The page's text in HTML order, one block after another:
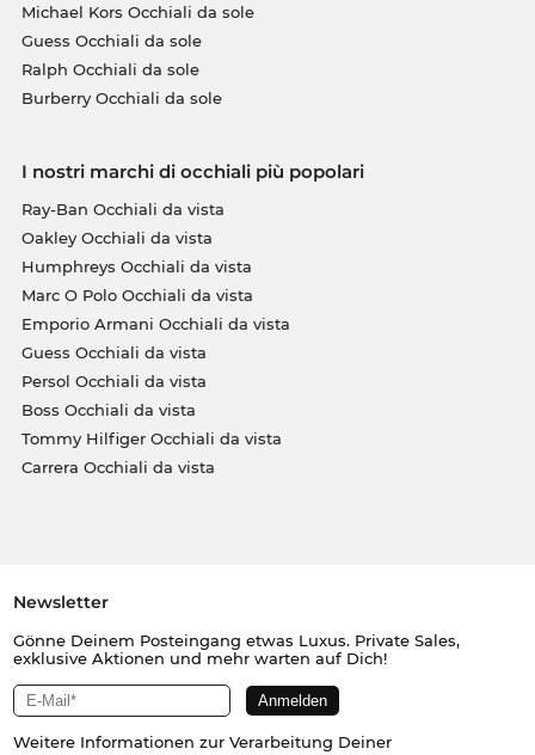
Michael Kors Occhiali da sole
Guess Occhiali da sole
Ralph Occhiali da sole
Burberry Occhiali da sole
I nostri marchi di occhiali più popolari
Ray-Ban Occhiali da vista
Oakley Occhiali da vista
Humphreys Occhiali da vista
Marc O Polo Occhiali da vista
Emporio Armani Occhiali da vista
Guess Occhiali da vista
Persol Occhiali da vista
Boss Occhiali da vista
Tommy Hilfiger Occhiali da vista
Carrera Occhiali da vista
Newsletter
Gönne Deinem Posteingang etwas Luxus. Private Sales,
exklusive Aktionen und mehr warten auf Dich!
Weitere Informationen zur Verarbeitung Deiner